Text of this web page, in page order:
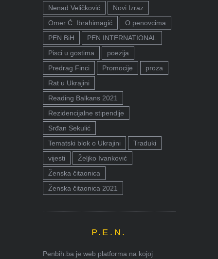
Nenad Veličković
Novi Izraz
Omer Ć. Ibrahimagić
O penovcima
PEN BiH
PEN INTERNATIONAL
Pisci u gostima
poezija
Predrag Finci
Promocije
proza
Rat u Ukrajini
Reading Balkans 2021
Rezidencijalne stipendije
Srđan Sekulić
Tematski blok o Ukrajini
Traduki
vijesti
Željko Ivanković
Ženska čitaonica
Ženska čitaonica 2021
P.E.N.
Penbih.ba je web platforma na kojoj